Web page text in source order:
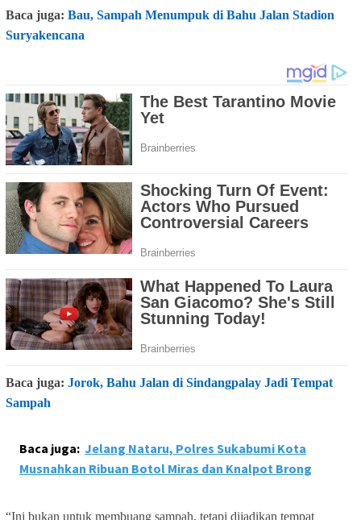
Baca juga: Bau, Sampah Menumpuk di Bahu Jalan Stadion
Suryakencana
Baca juga: Jorok, Bahu Jalan di Sindangpalay Jadi Tempat
Sampah
Baca juga: Jelang Nataru, Polres Sukabumi Kota
Musnahkan Ribuan Botol Miras dan Knalpot Brong
“Ini bukan untuk membuang sampah, tetapi dijadikan tempat